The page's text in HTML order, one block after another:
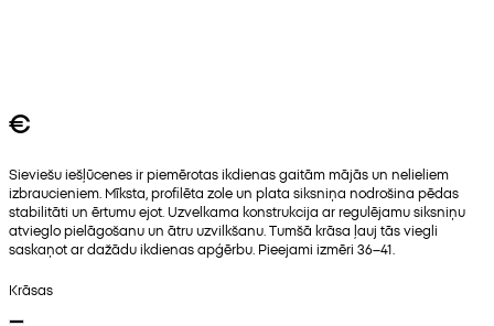
€
Sieviešu iešļūcenes ir piemērotas ikdienas gaitām mājās un nelieliem
izbraucieniem. Mīksta, profilēta zole un plata siksniņa nodrošina pēdas
stabilitāti un ērtumu ejot. Uzvelkama konstrukcija ar regulējamu siksniņu
atvieglo pielāgošanu un ātru uzvilkšanu. Tumšā krāsa ļauj tās viegli
saskaņot ar dažādu ikdienas apģērbu. Pieejami izmēri 36–41.
Krāsas